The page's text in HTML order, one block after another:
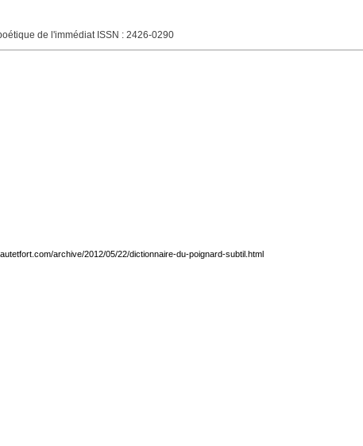
de l'immédiat ISSN : 2426-0290
archive/2012/05/22/dictionnaire-du-poignard-subtil.html